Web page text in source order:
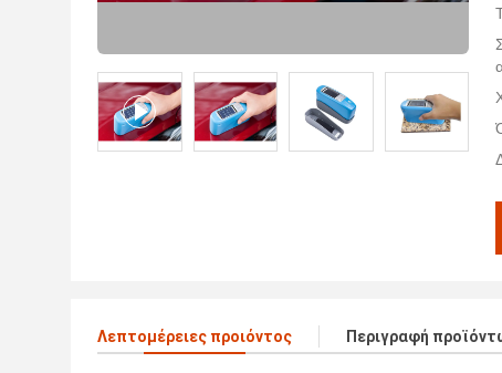
Λεπτομέρειες προιόντος Περιγραφή